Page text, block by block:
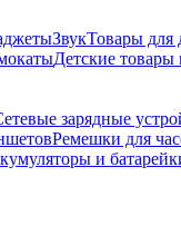
ЗвукТовары для
Детские
зарядные
Ремешки для
и